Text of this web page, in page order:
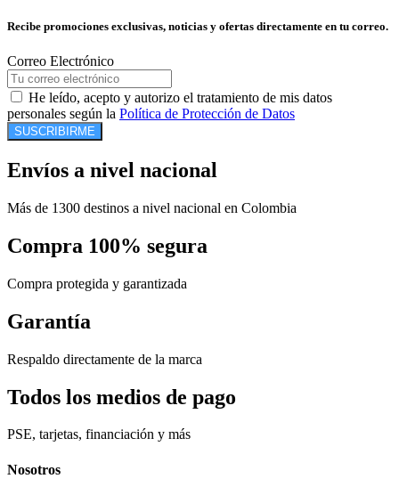
Recibe promociones exclusivas, noticias y ofertas directamente en tu correo.
Correo Electrónico
He leído, acepto y autorizo el tratamiento de mis datos
personales según la Política de Protección de Datos
SUSCRIBIRME
Envíos a nivel nacional
Más de 1300 destinos a nivel nacional en Colombia
Compra 100% segura
Compra protegida y garantizada
Garantía
Respaldo directamente de la marca
Todos los medios de pago
PSE, tarjetas, financiación y más
Nosotros